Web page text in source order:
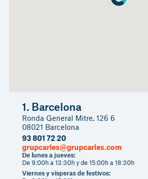
1. Barcelona
Ronda General Mitre, 126 6
08021 Barcelona
93 801 72 20
grupcarles@grupcarles.com
De lunes a jueves:
De 9:00h a 13:30h y de 15:00h a 18:30h
Viernes y vísperas de festivos: